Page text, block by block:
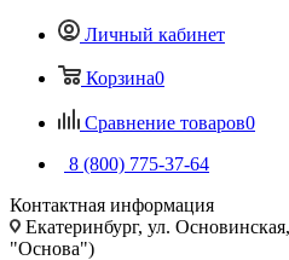
Личный кабинет
Корзина0
Сравнение товаров0
8 (800) 775-37-64
Контактная информация
Екатеринбург, ул.
"Основа")